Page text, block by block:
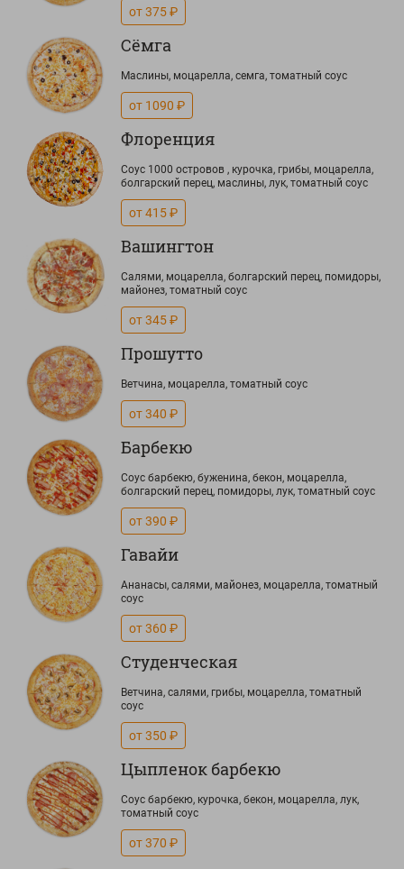
от 375 ₽
Сёмга
Маслины, моцарелла, семга, томатный соус
от 1090 ₽
Флоренция
Соус 1000 островов , курочка, грибы, моцарелла,
болгарский перец, маслины, лук, томатный соус
от 415 ₽
Вашингтон
Салями, моцарелла, болгарский перец, помидоры,
майонез, томатный соус
от 345 ₽
Прошутто
Ветчина, моцарелла, томатный соус
от 340 ₽
Барбекю
Соус барбекю, буженина, бекон, моцарелла,
болгарский перец, помидоры, лук, томатный соус
от 390 ₽
Гавайи
Ананасы, салями, майонез, моцарелла, томатный
соус
от 360 ₽
Студенческая
Ветчина, салями, грибы, моцарелла, томатный
соус
от 350 ₽
Цыпленок барбекю
Соус барбекю, курочка, бекон, моцарелла, лук,
томатный соус
от 370 ₽